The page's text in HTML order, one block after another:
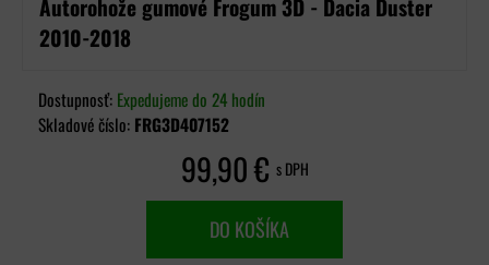
Autorohože gumové Frogum 3D - Dacia Duster
2010-2018
Dostupnosť: Expedujeme do 24 hodín
Skladové číslo: FRG3D407152
99,90 € s DPH
DO KOŠÍKA